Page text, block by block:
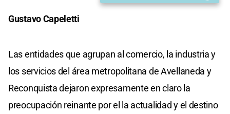
Gustavo Capeletti
Las entidades que agrupan al comercio, la industria y
los servicios del área metropolitana de Avellaneda y
Reconquista dejaron expresamente en claro la
preocupación reinante por el la actualidad y el destino